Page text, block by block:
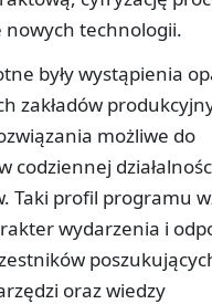
nowych technologii.
były wystąpienia
zakładów
możliwe do
codziennej
Taki profil programu
wydarzenia i
oraz wiedzy